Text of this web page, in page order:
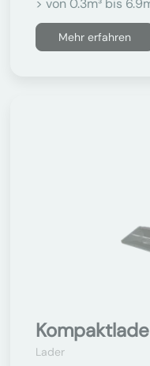
> von 0.3m³ bis
Mehr erfahren
Lader